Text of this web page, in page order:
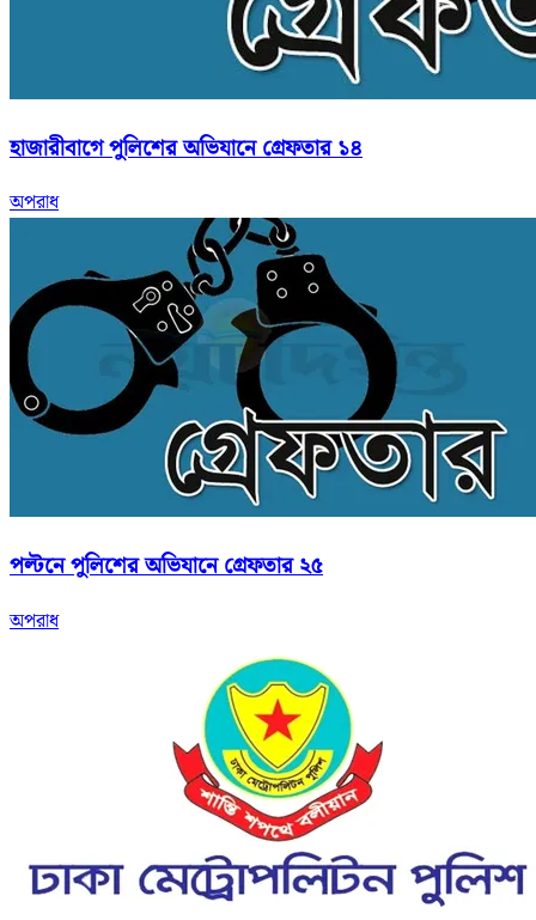
হাজারীবাগে পুলিশের অভিযানে গ্রেফতার ১৪
অপরাধ
পল্টনে পুলিশের অভিযানে গ্রেফতার ২৫
অপরাধ